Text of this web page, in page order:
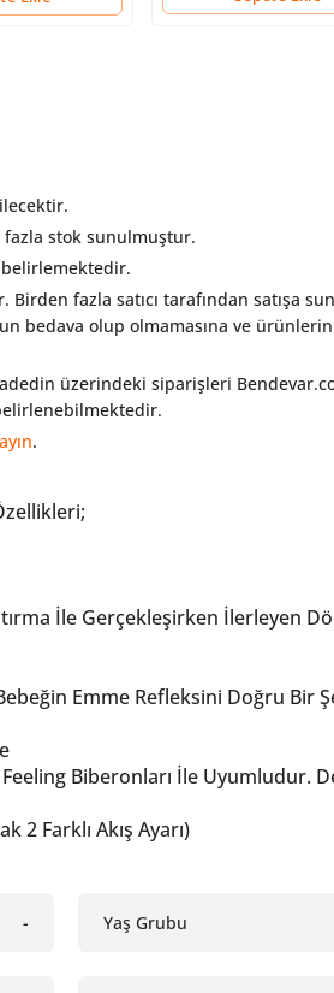
fazla stok sunulmuştur.
belirlemektedir.
Birden fazla satıcı tarafından satışa
bedava olup olmamasına ve
üzerindeki siparişleri
.
İle Gerçekleşirken İlerleyen
Emme Refleksini Doğru Bir
Biberonları İle Uyumludur.
2 Farklı Akış Ayarı)
- Yaş Grubu